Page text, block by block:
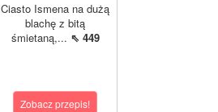
Ciasto Ismena na dużą
blachę z bitą
śmietaną,... ⇖ 449
Zobacz przepis!